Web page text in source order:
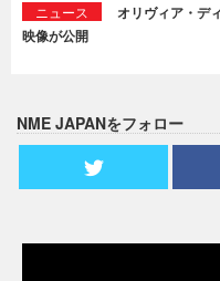
ニュース
オリヴィア・デ
映像が公開
NME JAPANをフォロー